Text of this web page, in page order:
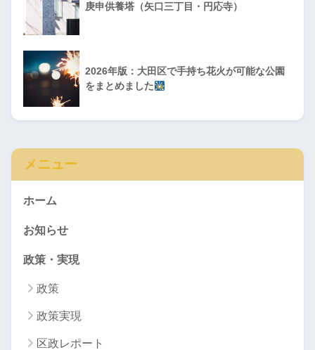
庚申供養塔（矢口三丁目・円応寺）
2026年版：大田区で手持ち花火が可能な公園
をまとめました
メニュー
ホーム
お知らせ
政策・実現
政策
政策実現
区政レポート